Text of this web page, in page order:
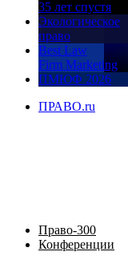
35 лет спустя
Экологическое
право
Best Law
Firm Marketing
ПМЮФ 2026
ПРАВО.ru
Право-300
Конференции